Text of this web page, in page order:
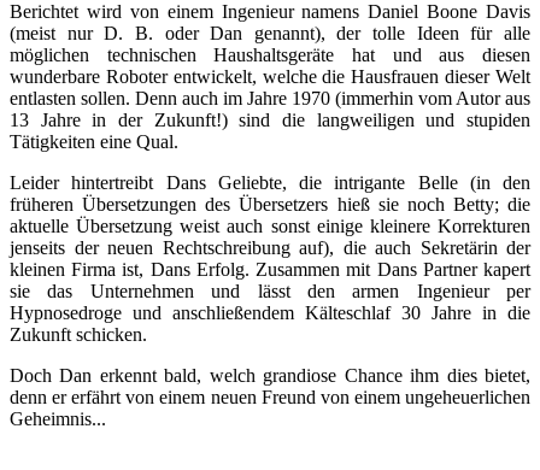
Berichtet wird von einem Ingenieur namens Daniel Boone Davis
(meist nur D. B. oder Dan genannt), der tolle Ideen für alle
möglichen technischen Haushaltsgeräte hat und aus diesen
wunderbare Roboter entwickelt, welche die Hausfrauen dieser Welt
entlasten sollen. Denn auch im Jahre 1970 (immerhin vom Autor aus
13 Jahre in der Zukunft!) sind die langweiligen und stupiden
Tätigkeiten eine Qual.
Leider hintertreibt Dans Geliebte, die intrigante Belle (in den
früheren Übersetzungen des Übersetzers hieß sie noch Betty; die
aktuelle Übersetzung weist auch sonst einige kleinere Korrekturen
jenseits der neuen Rechtschreibung auf), die auch Sekretärin der
kleinen Firma ist, Dans Erfolg. Zusammen mit Dans Partner kapert
sie das Unternehmen und lässt den armen Ingenieur per
Hypnosedroge und anschließendem Kälteschlaf 30 Jahre in die
Zukunft schicken.
Doch Dan erkennt bald, welch grandiose Chance ihm dies bietet,
denn er erfährt von einem neuen Freund von einem ungeheuerlichen
Geheimnis...